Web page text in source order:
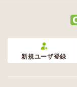
新規ユーザ登録